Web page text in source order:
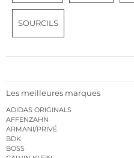
SOURCILS
Les meilleures marques
ADIDAS ORIGINALS
AFFENZAHN
ARMANI/PRIVÉ
BDK
BOSS